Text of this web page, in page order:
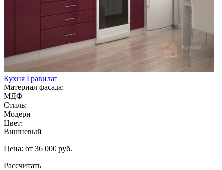
Кухня Гравилат
Материал фасада:
МДФ
Стиль:
Модерн
Цвет:
Вишневый
Цена: от 36 000 руб.
Рассчитать